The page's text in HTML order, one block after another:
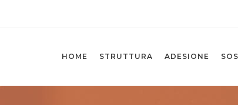
HOME STRUTTURA ADESIONE